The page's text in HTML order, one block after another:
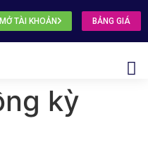
MỞ TÀI KHOẢN BẢNG GIÁ
kỳ